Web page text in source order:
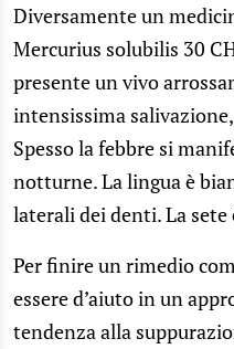
Diversamente un
Mercurius solubilis 30
presente un vivo
intensissima
Spesso la febbre si
notturne. La lingua è
laterali dei denti. La
Per finire un rimedio
essere d’aiuto in un
tendenza alla